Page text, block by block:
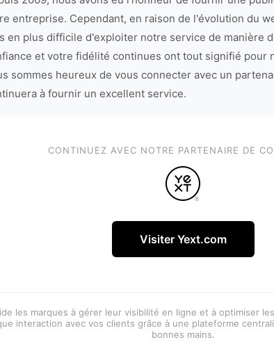
entreprise. Cependant, en raison de l'évolution du
en plus difficile d'exploiter notre service de manière
et votre fidélité continues ont tout signifié pour
sommes heureux de vous connecter avec un
à fournir un excellent service.
CONTINUEZ AVEC NOTRE PARTENAIRE DE
Visiter Yext.com
les marques à gérer leur visibilité en ligne et à optimiser
interaction avec vos clients grâce à une plateforme
bonnes mains.